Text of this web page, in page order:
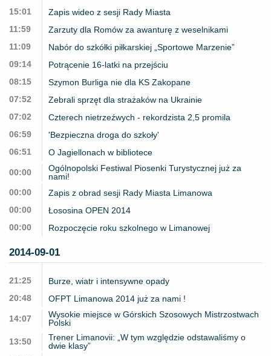
15:01
Zapis wideo z sesji Rady Miasta
11:59
Zarzuty dla Romów za awanturę z weselnikami
11:09
Nabór do szkółki piłkarskiej „Sportowe Marzenie”
09:14
Potrącenie 16-latki na przejściu
08:15
Szymon Burliga nie dla KS Zakopane
07:52
Zebrali sprzęt dla strażaków na Ukrainie
07:02
Czterech nietrzeźwych - rekordzista 2,5 promila
06:59
'Bezpieczna droga do szkoły'
06:51
O Jagiellonach w bibliotece
00:00
Ogólnopolski Festiwal Piosenki Turystycznej już za
nami!
00:00
Zapis z obrad sesji Rady Miasta Limanowa
00:00
Łososina OPEN 2014
00:00
Rozpoczęcie roku szkolnego w Limanowej
2014-09-01
21:25
Burze, wiatr i intensywne opady
20:48
OFPT Limanowa 2014 już za nami !
14:07
Wysokie miejsce w Górskich Szosowych Mistrzostwach
Polski
13:50
Trener Limanovii: „W tym względzie odstawaliśmy o
dwie klasy”